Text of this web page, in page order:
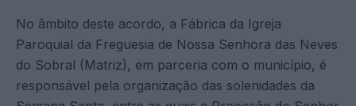
No âmbito deste acordo, a Fábrica da Igreja
Paroquial da Freguesia de Nossa Senhora das Neves
do Sobral (Matriz), em parceria com o município, é
responsável pela organização das solenidades da